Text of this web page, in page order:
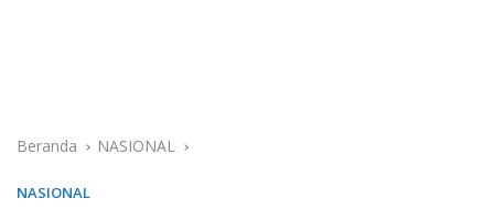
Beranda NASIONAL
NASIONAL